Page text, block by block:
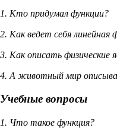
1. Кто придумал функции?
2. Как ведет себя линейная
3. Как описать физические
4. А животный мир
Учебные вопросы
1. Что такое функция?